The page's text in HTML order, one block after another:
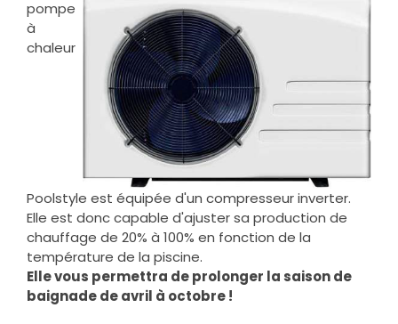
pompe
à
chaleur
Poolstyle est équipée d'un compresseur inverter.
Elle est donc capable d'ajuster sa production de
chauffage de 20% à 100% en fonction de la
température de la piscine.
Elle vous permettra de prolonger la saison de
baignade de avril à octobre !